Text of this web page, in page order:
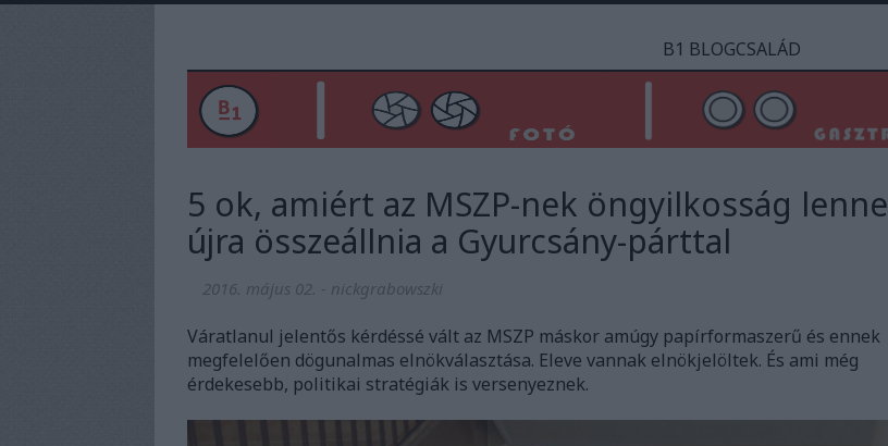
B1 BLOGCSALÁD
5 ok, amiért az MSZP-nek öngyilkosság lenne
újra összeállnia a Gyurcsány-párttal
2016. május 02. - nickgrabowszki
Váratlanul jelentős kérdéssé vált az MSZP máskor amúgy papírformaszerű és ennek
megfelelően dögunalmas elnökválasztása. Eleve vannak elnökjelöltek. És ami még
érdekesebb, politikai stratégiák is versenyeznek.